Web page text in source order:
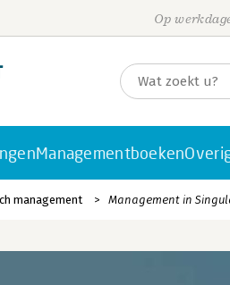
Op
Managementboeken
management Management in